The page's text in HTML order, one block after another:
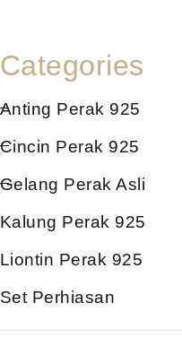
Categories
Anting Perak 925
Cincin Perak 925
Gelang Perak Asli
Kalung Perak 925
Liontin Perak 925
Set Perhiasan